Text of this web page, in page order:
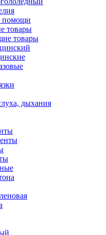
помощи
товары
товары
дыхания